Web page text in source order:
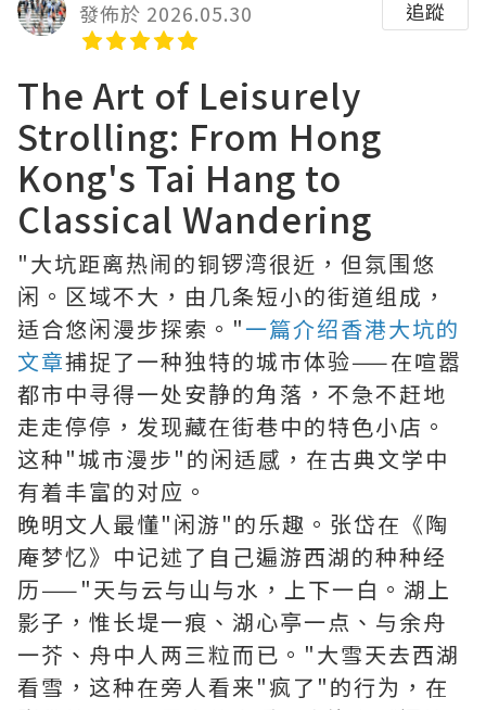
發佈於 2026.05.30
追蹤
The Art of Leisurely
Strolling: From Hong
Kong's Tai Hang to
Classical Wandering
"大坑距离热闹的铜锣湾很近，但氛围悠
闲。区域不大，由几条短小的街道组成，
适合悠闲漫步探索。"一篇介绍香港大坑的
文章捕捉了一种独特的城市体验——在喧嚣
都市中寻得一处安静的角落，不急不赶地
走走停停，发现藏在街巷中的特色小店。
这种"城市漫步"的闲适感，在古典文学中
有着丰富的对应。
晚明文人最懂"闲游"的乐趣。张岱在《陶
庵梦忆》中记述了自己遍游西湖的种种经
历——"天与云与山与水，上下一白。湖上
影子，惟长堤一痕、湖心亭一点、与余舟
一芥、舟中人两三粒而已。"大雪天去西湖
看雪，这种在旁人看来"疯了"的行为，在